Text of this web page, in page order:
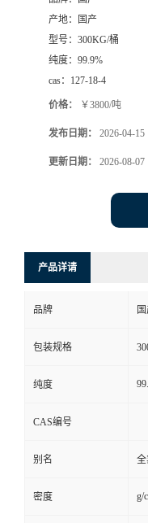
产地：
国产
型号： 300KG/桶
纯度： 99.9%
cas： 127-18-4
价格： ￥3800/吨
发布日期： 2026-04-15
更新日期： 2026-08-07
产品详请
品牌
包装规格
纯度
CAS编号
别名
密度 g/